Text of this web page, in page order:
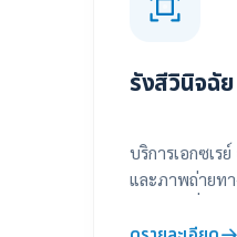
รังสีวินิจฉัย
บริการเอกซเร
และภาพถ่ายท
อย่างรวดเร็ว